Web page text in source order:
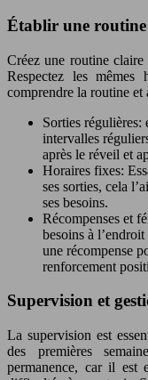
Établir une routine
Créez une routine
Respectez les mêmes
comprendre la routine et
Sorties régulières:
intervalles
après le réveil et
Horaires fixes:
ses sorties, cela
ses besoins.
Récompenses et
besoins à
une récompense
renforcement
Supervision et
La supervision est
des premières
permanence, car il est